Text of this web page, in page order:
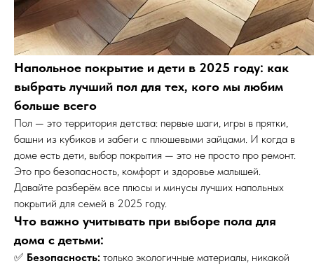
Напольное покрытие и дети в 2025 году: как
выбрать лучший пол для тех, кого мы любим
больше всего
Пол — это территория детства: первые шаги, игры в прятки,
башни из кубиков и забеги с плюшевыми зайцами. И когда в
доме есть дети, выбор покрытия — это не просто про ремонт.
Это про безопасность, комфорт и здоровье малышей.
Давайте разберём все плюсы и минусы лучших напольных
покрытий для семей в 2025 году.
Что важно учитывать при выборе пола для
дома с детьми:
✅ Безопасность: только экологичные материалы, никакой